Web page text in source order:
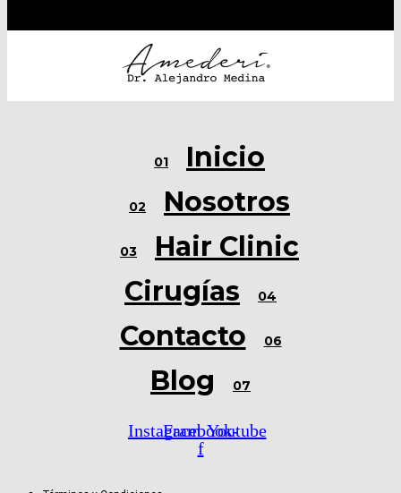
01 Inicio
02 Nosotros
03
Hair Clinic
Cirugías
04
Contacto 06
Blog 07
Instagram
Facebook-
f
Youtube